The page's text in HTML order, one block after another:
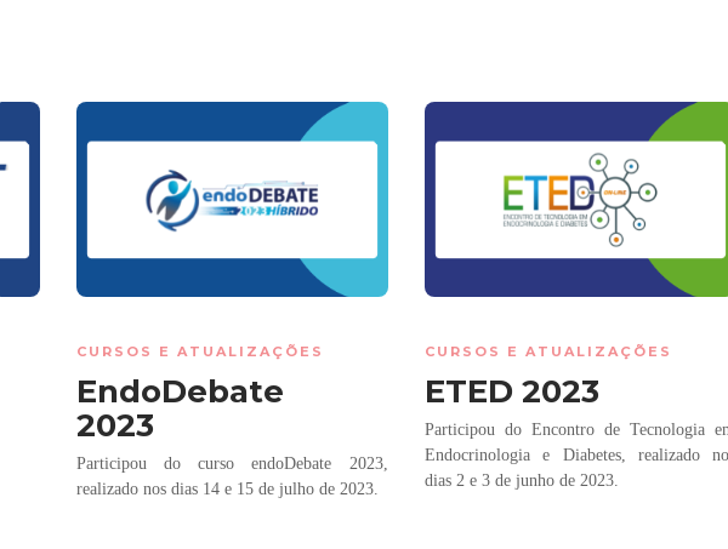
CURSOS E ATUALIZAÇÕES
EndoDebate
2023
Participou do curso endoDebate 2023,
realizado nos dias 14 e 15 de julho de 2023.
CURSOS E ATUALIZAÇÕES
ETED 2023
Participou do Encontro de Tecnologia
Endocrinologia e Diabetes, realizado
dias 2 e 3 de junho de 2023.